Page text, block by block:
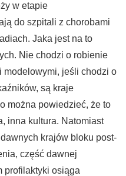
w etapie
do szpitali z chorobami
Jaka jest na to
Nie chodzi o robienie
modelowymi, jeśli chodzi o
są kraje
można powiedzieć, że to
inna kultura. Natomiast
krajów bloku post-
część dawnej
profilaktyki osiąga